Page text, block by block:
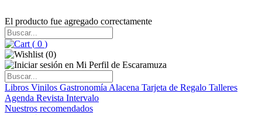
El producto fue agregado correctamente
( 0 )
(0)
Libros Vinilos Gastronomía Alacena Tarjeta de Regalo Talleres
Agenda Revista Intervalo
Nuestros recomendados